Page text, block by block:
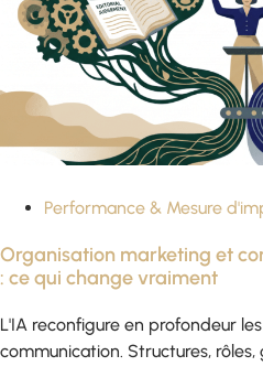
Performance & Mesure
Organisation marketing et
: ce qui change vraiment
L'IA reconfigure en profondeur
communication. Structures, rôles,